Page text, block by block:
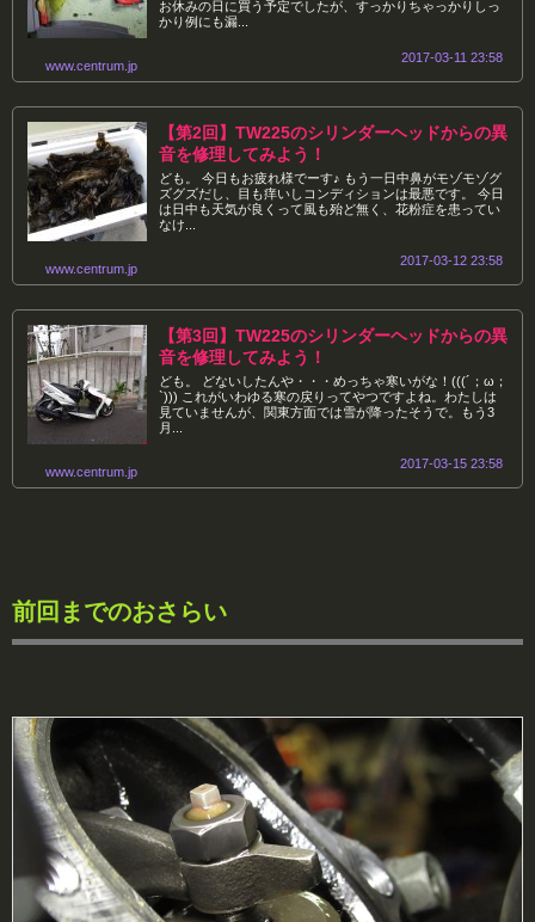
お休みの日に買う予定でしたが、すっかりちゃっかりしっ
かり例にも漏...
www.centrum.jp
2017-03-11 23:58
【第2回】TW225のシリンダーヘッドからの異
音を修理してみよう！
ども。 今日もお疲れ様でーす♪ もう一日中鼻がモゾモゾグ
ズグズだし、目も痒いしコンディションは最悪です。 今日
は日中も天気が良くって風も殆ど無く、花粉症を患ってい
なけ...
www.centrum.jp
2017-03-12 23:58
【第3回】TW225のシリンダーヘッドからの異
音を修理してみよう！
ども。 どないしたんや・・・めっちゃ寒いがな！(((´；ω；
`))) これがいわゆる寒の戻りってやつですよね。わたしは
見ていませんが、関東方面では雪が降ったそうで。もう3
月...
www.centrum.jp
2017-03-15 23:58
前回までのおさらい